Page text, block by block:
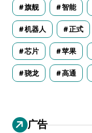
旗舰 智能
机器人 正式
芯片 苹果
骁龙 高通
广告